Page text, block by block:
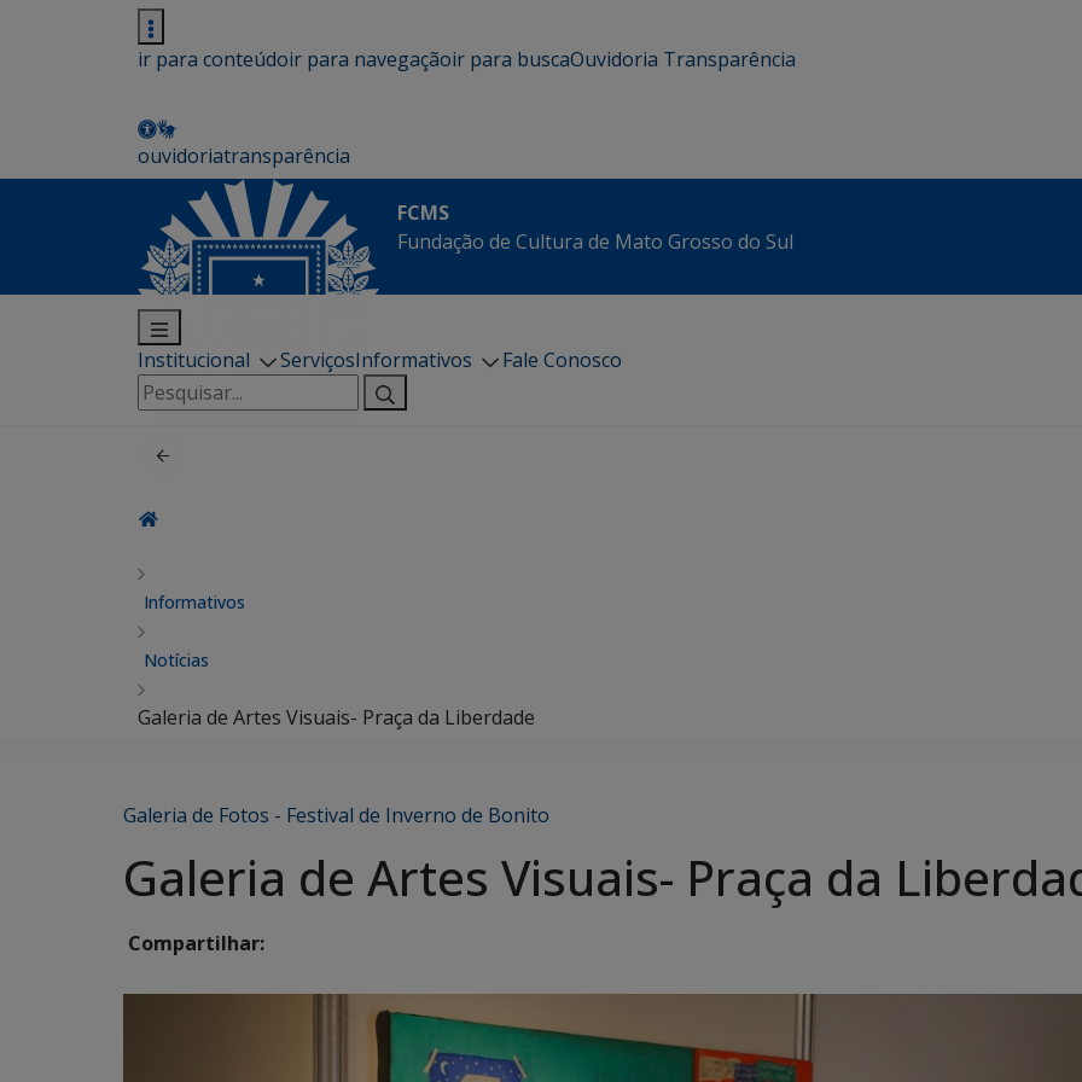
ir para conteúdoir para navegaçãoir para buscaOuvidoria Transparência
ouvidoriatransparência
FCMS
Fundação de Cultura de Mato Grosso do Sul
Institucional ServiçosInformativos
Fale Conosco
Pesquisar
por:
Informativos
Notícias
Galeria de Artes Visuais- Praça da Liberdade
Galeria de Fotos - Festival de Inverno de Bonito
Galeria de Artes Visuais- Praça da
Compartilhar: